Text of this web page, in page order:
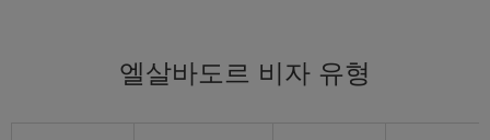
엘살바도르 비자 유형